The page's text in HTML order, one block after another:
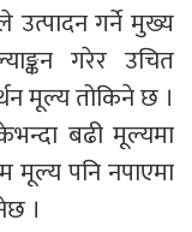
उत्पादन गर्ने मुख्य
गरेर उचित
मूल्य तोकिने छ ।
बढी मूल्यमा
मूल्य पनि नपाएमा
।